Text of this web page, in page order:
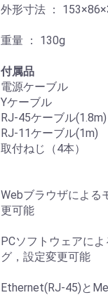
外形寸法 ：
重量 ： 130g
付属品
電源ケーブル
Yケーブル
RJ-45ケーブル(1.8m)
RJ-11ケーブル(1m)
取付ねじ（4本）
Webブラウザによる
更可能
PCソフトウェアに
グ，設定変更可能
Ethernet(RJ-45)と